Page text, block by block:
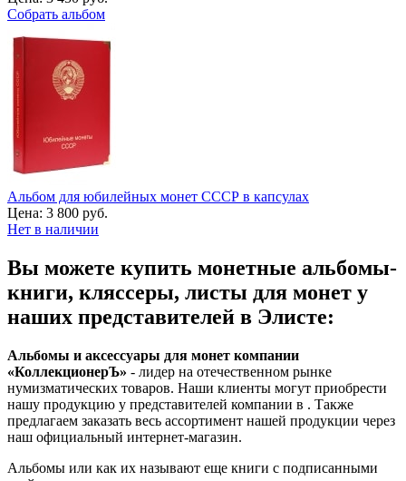
Собрать альбом
Альбом для юбилейных монет СССР в капсулах
Цена: 3 800 руб.
Нет в наличии
Вы можете купить монетные альбомы-
книги, кляссеры, листы для монет у
наших представителей в Элисте:
Альбомы и аксессуары для монет компании
«КоллекционерЪ» - лидер на отечественном рынке
нумизматических товаров. Наши клиенты могут приобрести
нашу продукцию у представителей компании в . Также
предлагаем заказать весь ассортимент нашей продукции через
наш официальный интернет-магазин.
Альбомы или как их называют еще книги с подписанными